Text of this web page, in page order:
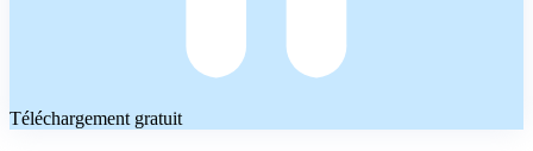
Téléchargement gratuit